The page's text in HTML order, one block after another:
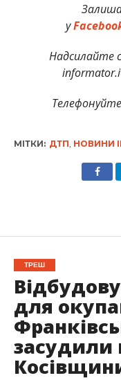
у
Надсилайте
МІТКИ: ДТП НОВИНИ
ТРЕШ
для
засудили